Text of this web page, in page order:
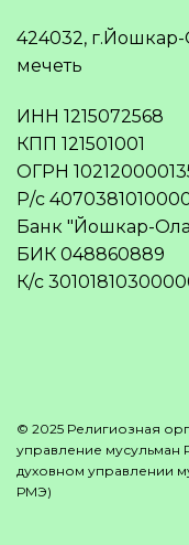
424032,
мечеть
ИНН 1215072568
КПП 121501001
ОГРН
Р/с
Банк "Йошкар-
БИК 048860889
К/с
© 2025 Религиозная
управление
духовном управлении
РМЭ)